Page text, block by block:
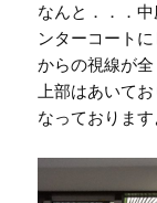
なんと．．．
ンターコート
からの視線が
上部はあいて
なっております